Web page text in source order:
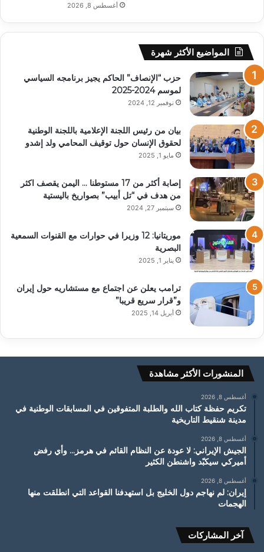
أغسطس 8, 2026
المواضيع الأكثر شهرة
حزب “الإنصاف” الحاكم يجيز برنامجه السياسي
لموسم 2024-2025
نوفمبر 12, 2024
بيان من رئيس اللجنة الإعلامية باللجنة الوطنية
لحقوق الإنسان حول توقيف المحامي ولد إشدو
مايو 1, 2025
إصابة أكثر من 17 مستوطنا … اليمن يقصف اكثر
من هدف في “تل أبيب” بصواريخ باليستية
سبتمبر 27, 2024
موريتانيا: 12 وزيرا في حوارات مع القنوات السمعية
البصرية
يناير 1, 2025
ترامب يعلن عن اجتماع مع مستشاريه حول إيران
و”قرار سريع قريبا”
أبريل 14, 2025
المنشورات الأكثر مشاهدة
أغسطس 8, 2026
تكريم حفظة كتاب الله والطلبة المتفوقين في المسابقات الوطنية في
مدينة شنقيط التاريخية
أغسطس 8, 2026
الجيش الإيراني: لا عودة عن النظام القائم في هرمز… وأي رفض
أميركي سيكبّد واشنطن الكثير
أغسطس 8, 2026
إيران: لم نهاجم دول الخليج بل استهدفنا القواعد التي انطلقت منها
الهجمات
آخر المشاركات